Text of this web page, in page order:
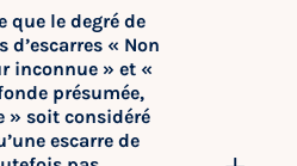
que le degré de
d’escarres « Non
inconnue » et «
présumée,
» soit considéré
escarre de